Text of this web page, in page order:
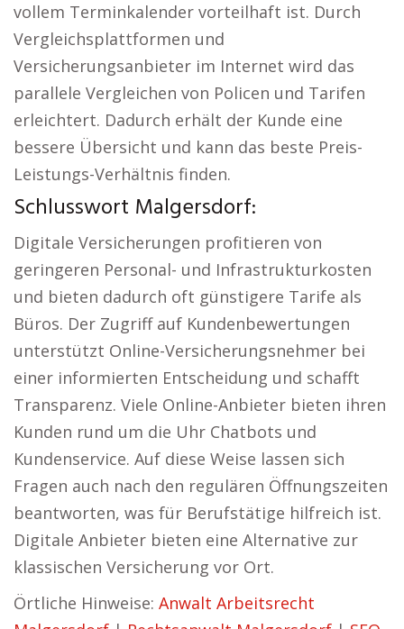
vollem Terminkalender vorteilhaft ist. Durch
Vergleichsplattformen und
Versicherungsanbieter im Internet wird das
parallele Vergleichen von Policen und Tarifen
erleichtert. Dadurch erhält der Kunde eine
bessere Übersicht und kann das beste Preis-
Leistungs-Verhältnis finden.
Schlusswort Malgersdorf:
Digitale Versicherungen profitieren von
geringeren Personal- und Infrastrukturkosten
und bieten dadurch oft günstigere Tarife als
Büros. Der Zugriff auf Kundenbewertungen
unterstützt Online-Versicherungsnehmer bei
einer informierten Entscheidung und schafft
Transparenz. Viele Online-Anbieter bieten ihren
Kunden rund um die Uhr Chatbots und
Kundenservice. Auf diese Weise lassen sich
Fragen auch nach den regulären Öffnungszeiten
beantworten, was für Berufstätige hilfreich ist.
Digitale Anbieter bieten eine Alternative zur
klassischen Versicherung vor Ort.
Örtliche Hinweise: Anwalt Arbeitsrecht